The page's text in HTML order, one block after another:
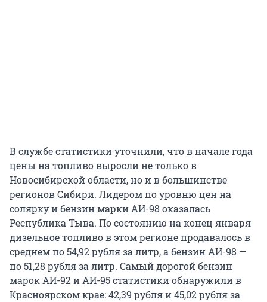
В службе статистики уточнили, что в начале года
цены на топливо выросли не только в
Новосибирской области, но и в большинстве
регионов Сибири. Лидером по уровню цен на
солярку и бензин марки АИ-98 оказалась
Республика Тыва. По состоянию на конец января
дизельное топливо в этом регионе продавалось в
среднем по 54,92 рубля за литр, а бензин АИ-98 —
по 51,28 рубля за литр. Самый дорогой бензин
марок АИ-92 и АИ-95 статистики обнаружили в
Красноярском крае: 42,39 рубля и 45,02 рубля за